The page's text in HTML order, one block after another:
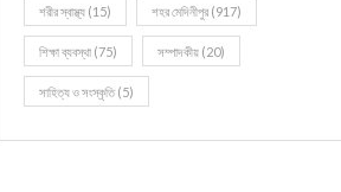
শরীর স্বাস্থ্য (15) শহর মেদিনীপুর (917)
শিক্ষা ব্যবস্থা (75) সম্পাদকীয় (20)
সাহিত্য ও সংস্কৃতি(5)